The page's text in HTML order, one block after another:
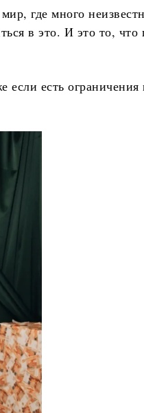
где много
в это. И это то,
есть ограничения